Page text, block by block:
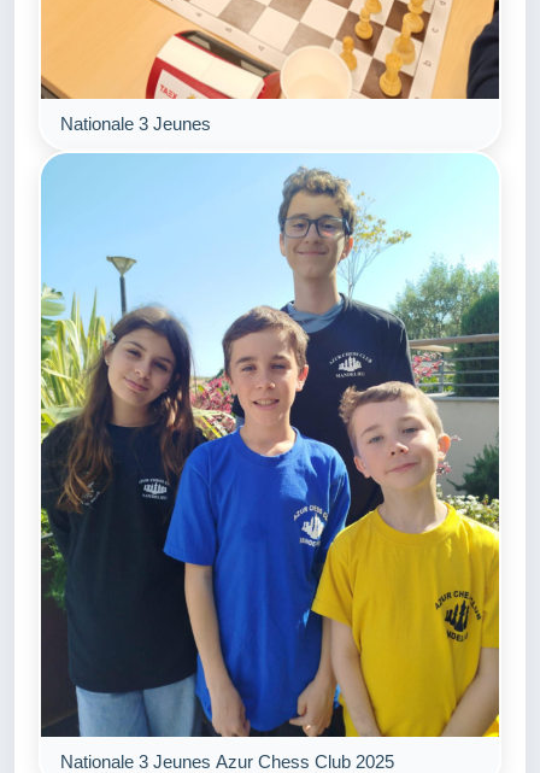
Nationale 3 Jeunes
Nationale 3 Jeunes Azur Chess Club 2025